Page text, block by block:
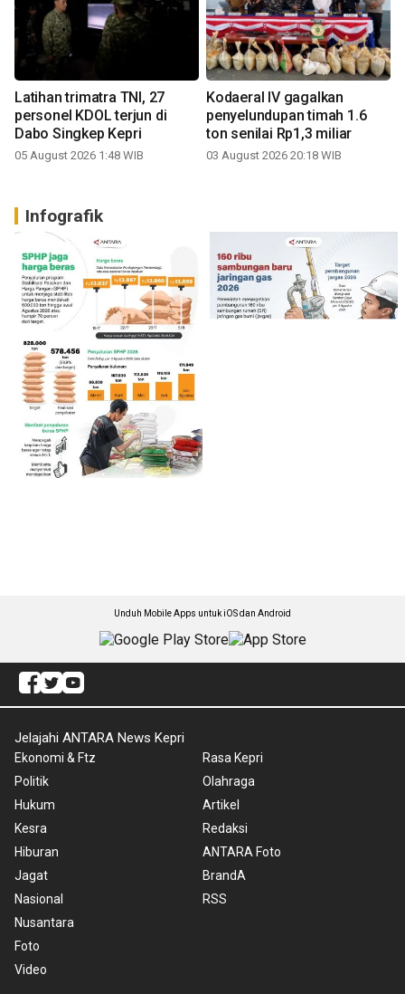
Latihan trimatra TNI, 27
personel KDOL terjun di
Dabo Singkep Kepri
05 August 2026 1:48 WIB
Kodaeral IV gagalkan
penyelundupan timah 1.6
ton senilai Rp1,3 miliar
03 August 2026 20:18 WIB
Infografik
Unduh Mobile Apps untuk iOS dan Android
Jelajahi ANTARA News Kepri
Ekonomi & Ftz
Politik
Hukum
Kesra
Hiburan
Jagat
Nasional
Nusantara
Foto
Video
Rasa Kepri
Olahraga
Artikel
Redaksi
ANTARA Foto
BrandA
RSS